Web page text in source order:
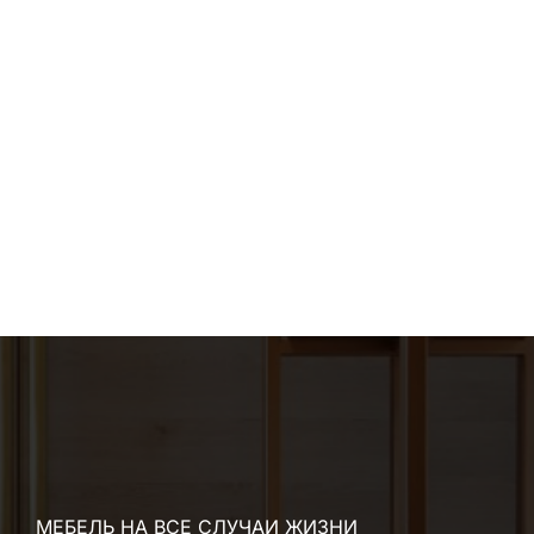
МЕБЕЛЬ НА ВСЕ СЛУЧАИ ЖИЗНИ